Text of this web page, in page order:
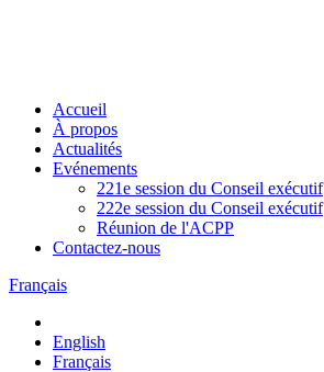
Accueil
À propos
Actualités
Evénements
221e session du Conseil exécutif
222e session du Conseil exécutif
Réunion de l'ACPP
Contactez-nous
Français
English
Français